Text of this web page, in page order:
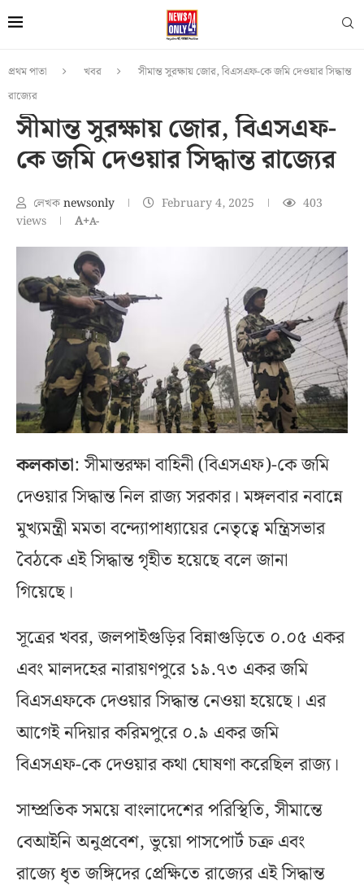
প্রথম পাতা খবর
সীমান্ত সুরক্ষায় জোর, বিএসএফ-কে জমি দেওয়ার সিদ্ধান্ত
রাজ্যের
সীমান্ত সুরক্ষায় জোর, বিএসএফ-
কে জমি দেওয়ার সিদ্ধান্ত রাজ্যের
লেখকnewsonly February 4, 2025
403
views
A+A-
কলকাতা: সীমান্তরক্ষা বাহিনী (বিএসএফ)-কে জমি
দেওয়ার সিদ্ধান্ত নিল রাজ্য সরকার। মঙ্গলবার নবান্নে
মুখ্যমন্ত্রী মমতা বন্দ্যোপাধ্যায়ের নেতৃত্বে মন্ত্রিসভার
বৈঠকে এই সিদ্ধান্ত গৃহীত হয়েছে বলে জানা
গিয়েছে।
সূত্রের খবর, জলপাইগুড়ির বিন্নাগুড়িতে ০.০৫ একর
এবং মালদহের নারায়ণপুরে ১৯.৭৩ একর জমি
বিএসএফকে দেওয়ার সিদ্ধান্ত নেওয়া হয়েছে। এর
আগেই নদিয়ার করিমপুরে ০.৯ একর জমি
বিএসএফ-কে দেওয়ার কথা ঘোষণা করেছিল রাজ্য।
সাম্প্রতিক সময়ে বাংলাদেশের পরিস্থিতি, সীমান্তে
বেআইনি অনুপ্রবেশ, ভুয়ো পাসপোর্ট চক্র এবং
রাজ্যে ধৃত জঙ্গিদের প্রেক্ষিতে রাজ্যের এই সিদ্ধান্ত